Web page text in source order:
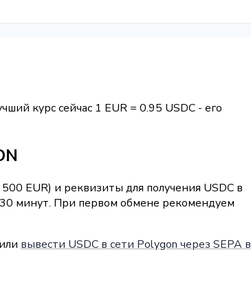
курс сейчас 1 EUR = 0.95 USDC - его
EUR) и реквизиты для получения USDC в
минут. При первом обмене рекомендуем
вывести USDC в сети Polygon через SEPA в